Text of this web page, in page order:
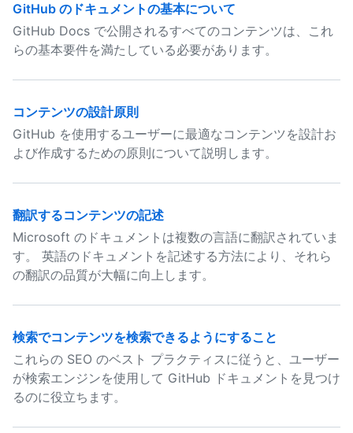
GitHub のドキュメントの基本について
GitHub Docs で公開されるすべてのコンテンツは、これ
らの基本要件を満たしている必要があります。
コンテンツの設計原則
GitHub を使用するユーザーに最適なコンテンツを設計お
よび作成するための原則について説明します。
翻訳するコンテンツの記述
Microsoft のドキュメントは複数の言語に翻訳されていま
す。 英語のドキュメントを記述する方法により、それら
の翻訳の品質が大幅に向上します。
検索でコンテンツを検索できるようにすること
これらの SEO のベスト プラクティスに従うと、ユーザー
が検索エンジンを使用して GitHub ドキュメントを見つけ
るのに役立ちます。